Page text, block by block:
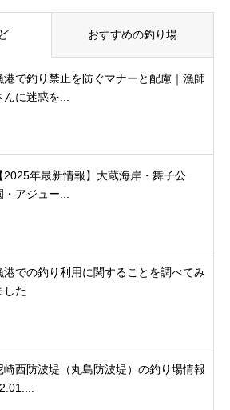
おすすめの釣り場
港で釣り禁止を防ぐマナーと配慮｜漁師
んに迷惑を...
【2025年最新情報】大蔵海岸・舞子公
・アジュー...
港での釣り利用に関することを調べてみ
した
崎西防波堤（丸島防波堤）の釣り場情報